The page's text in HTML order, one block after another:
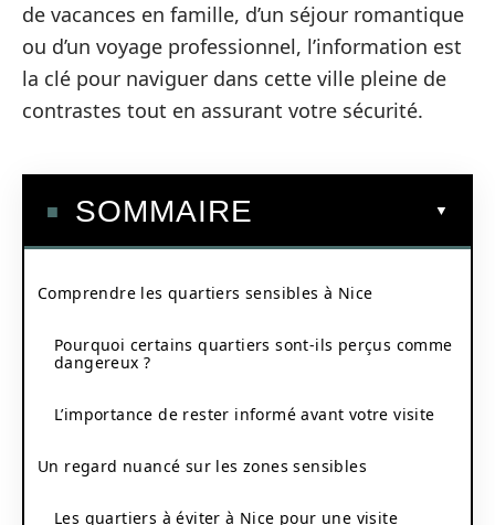
de vacances en famille, d’un séjour romantique
ou d’un voyage professionnel, l’information est
la clé pour naviguer dans cette ville pleine de
contrastes tout en assurant votre sécurité.
SOMMAIRE
Comprendre les quartiers sensibles à Nice
Pourquoi certains quartiers sont-ils perçus comme
dangereux ?
L’importance de rester informé avant votre visite
Un regard nuancé sur les zones sensibles
Les quartiers à éviter à Nice pour une visite